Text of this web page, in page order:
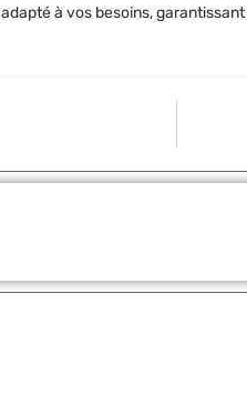
adapté à vos besoins, garantissant